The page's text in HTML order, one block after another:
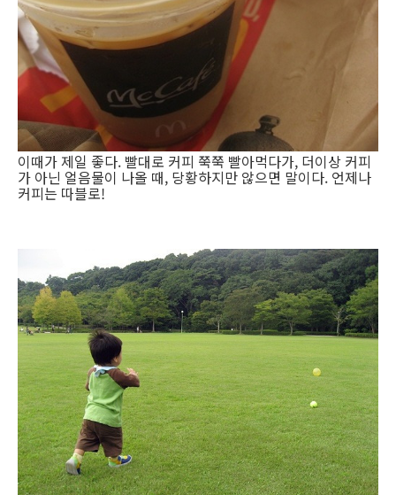
이때가 제일 좋다. 빨대로 커피 쭉쭉 빨아먹다가, 더이상 커피
가 아닌 얼음물이 나올 때, 당황하지만 않으면 말이다. 언제나
커피는 따블로!